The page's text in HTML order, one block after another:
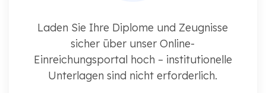
Laden Sie Ihre Diplome und Zeugnisse
sicher über unser Online-
Einreichungsportal hoch – institutionelle
Unterlagen sind nicht erforderlich.